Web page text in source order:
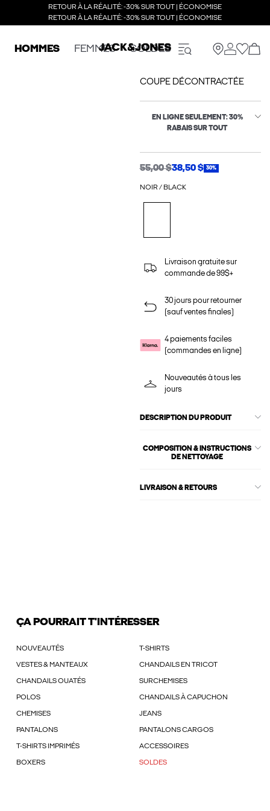
RETOUR À LA RÉALITÉ: -30% SUR TOUT | ÉCONOMISE
RETOUR À LA RÉALITÉ: -30% SUR TOUT | ÉCONOMISE
HOMMES FEMMES SOLDES
COUPE DÉCONTRACTÉE
EN LIGNE SEULEMENT: 30%
RABAIS SUR TOUT
55,00 $38,50 $ 30%
NOIR / BLACK
Livraison gratuite sur
commande de 99$+
30 jours pour retourner
(sauf ventes finales)
4 paiements faciles
(commandes en ligne)
Nouveautés à tous les
jours
DESCRIPTION DU PRODUIT
COMPOSITION & INSTRUCTIONS
DE NETTOYAGE
LIVRAISON & RETOURS
ÇA POURRAIT T'INTÉRESSER
NOUVEAUTÉS T-SHIRTS
VESTES & MANTEAUX CHANDAILS EN TRICOT
CHANDAILS OUATÉS SURCHEMISES
POLOS CHANDAILS À CAPUCHON
CHEMISES JEANS
PANTALONS PANTALONS CARGOS
T-SHIRTS IMPRIMÉS ACCESSOIRES
BOXERS SOLDES